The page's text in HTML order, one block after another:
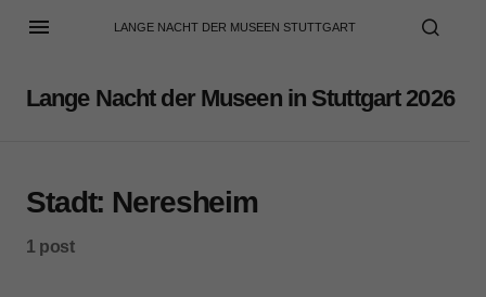
LANGE NACHT DER MUSEEN STUTTGART
Lange Nacht der Museen in Stuttgart 2026
Stadt: Neresheim
1 post